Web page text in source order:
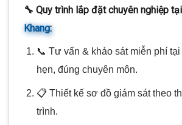
🔧 Quy trình lắp đặt chuyên nghiệp tại
Khang:
📞 Tư vấn & khảo sát miễn phí
hẹn, đúng chuyên môn.
📋 Thiết kế sơ đồ giám sát theo
trình.